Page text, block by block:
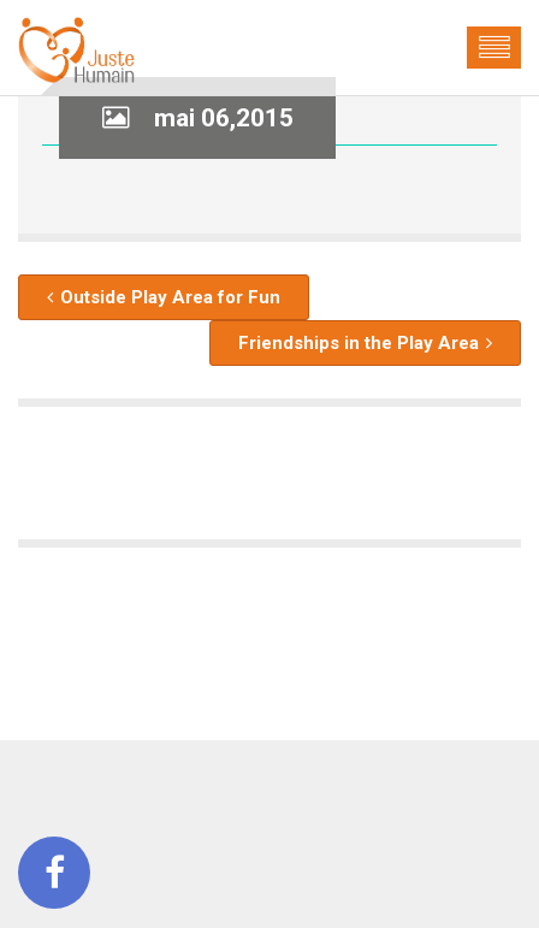
mai 06,2015
Outside Play Area for Fun
Friendships in the Play Area